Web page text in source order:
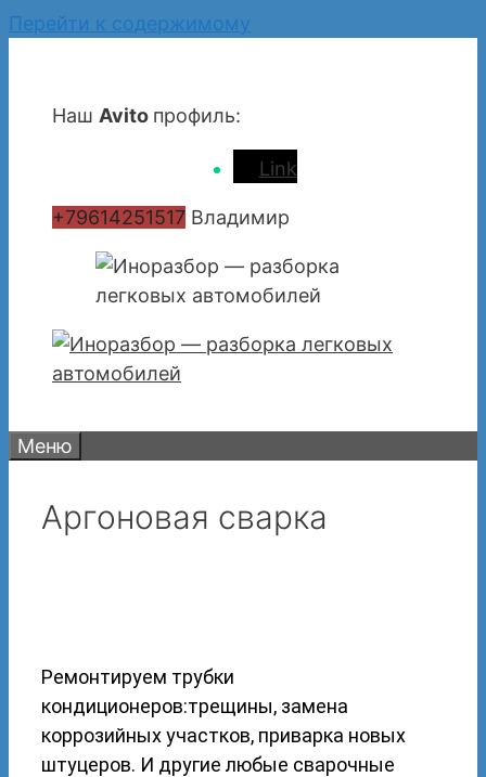
Перейти к содержимому
Наш Avito профиль:
Link
+79614251517 Владимир
Меню
Аргоновая сварка
Ремонтируем трубки
кондиционеров:трещины, замена
коррозийных участков, приварка новых
штуцеров. И другие любые сварочные